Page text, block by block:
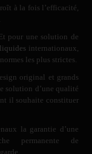
à la fois l’efficacité,
pour une solution de
liquidesinternationaux,
les plus strictes.
original et grands
solution d’une qualité
il souhaite constituer
la garantie d’une
permanente de